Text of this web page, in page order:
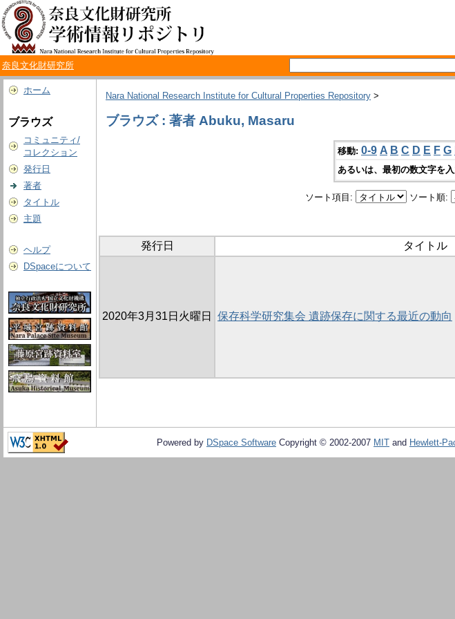
奈良文化財研究所
ホーム
ブラウズ
コミュニティ/
コレクション
発行日
著者
タイトル
主題
ヘルプ
DSpaceについて
Nara National Research Institute for Cultural Properties Repository >
ブラウズ : 著者 Abuku, Masaru
移動: 0-9 A B C D E F G
あるいは、最初の数文字を
ソート項目: ソート順:
発行日 タイトル
2020年3月31日火曜日 保存科学研究集会 遺跡保存に関する最近の動向
Powered by DSpace Software Copyright © 2002-2007 MIT and Hewlett-